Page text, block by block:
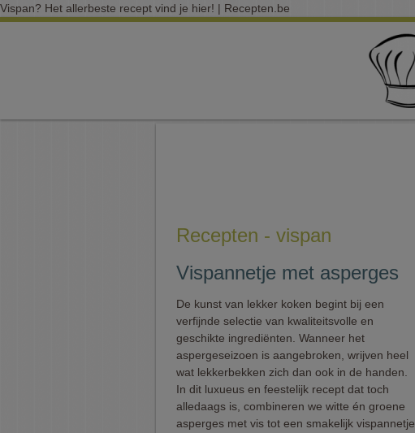
Vispan? Het allerbeste recept vind je hier! | Recepten.be
Recepten - vispan
Vispannetje met asperges
De kunst van lekker koken begint bij een
verfijnde selectie van kwaliteitsvolle en
geschikte ingrediënten. Wanneer het
aspergeseizoen is aangebroken, wrijven heel
wat lekkerbekken zich dan ook in de handen.
In dit luxueus en feestelijk recept dat toch
alledaags is, combineren we witte én groene
asperges met vis tot een smakelijk vispannetje.